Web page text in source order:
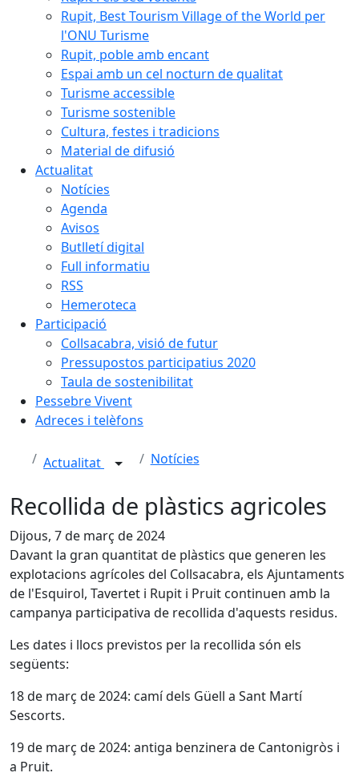
Rupit, Best Tourism Village of the World per
l'ONU Turisme
Rupit, poble amb encant
Espai amb un cel nocturn de qualitat
Turisme accessible
Turisme sostenible
Cultura, festes i tradicions
Material de difusió
Actualitat
Notícies
Agenda
Avisos
Butlletí digital
Full informatiu
RSS
Hemeroteca
Participació
Collsacabra, visió de futur
Pressupostos participatius 2020
Taula de sostenibilitat
Pessebre Vivent
Adreces i telèfons
Actualitat Notícies
Recollida de plàstics agricoles
Dijous, 7 de març de 2024
Davant la gran quantitat de plàstics que generen les
explotacions agrícoles del Collsacabra, els Ajuntaments
de l'Esquirol, Tavertet i Rupit i Pruit continuen amb la
campanya participativa de recollida d'aquests residus.
Les dates i llocs previstos per la recollida són els
següents:
18 de març de 2024: camí dels Güell a Sant Martí
Sescorts.
19 de març de 2024: antiga benzinera de Cantonigròs i
a Pruit.